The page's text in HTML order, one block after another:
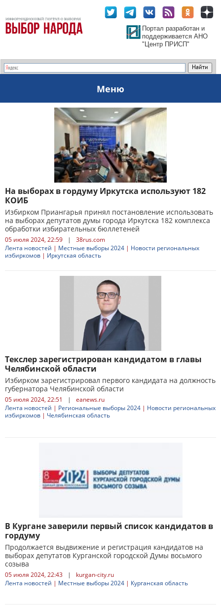
Портал разработан и
поддерживается АНО
"Центр ПРИСП"
Меню
На выборах в гордуму Иркутска используют 182
КОИБ
Избирком Приангарья принял постановление использовать
на выборах депутатов думы города Иркутска 182 комплекса
обработки избирательных бюллетеней
05 июля 2024, 22:59 |
38rus.com
Лента новостей | Местные выборы 2024 | Новости региональных
избиркомов | Иркутская область
Текслер зарегистрирован кандидатом в главы
Челябинской области
Избирком зарегистрировал первого кандидата на должность
губернатора Челябинской области
05 июля 2024, 22:51 |
eanews.ru
Лента новостей | Региональные выборы 2024 | Новости региональных
избиркомов | Челябинская область
В Кургане заверили первый список кандидатов в
гордуму
Продолжается выдвижение и регистрация кандидатов на
выборах депутатов Курганской городской Думы восьмого
созыва
05 июля 2024, 22:43 |
kurgan-city.ru
Лента новостей | Местные выборы 2024 | Курганская область